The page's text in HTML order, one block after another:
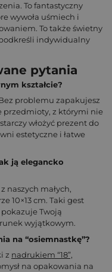
To fantastyczny
wywoła uśmiech i
To także świetny
indywidualny
pytania
kształcie?
problemu zapakujesz
przedmioty, z którymi nie
włożyć prezent do
estetyczne i łatwe
ją elegancko
naszych małych,
10×13 cm. Taki gest
Twoją
wyjątkowym.
na “osiemnastkę”?
z nadrukiem “18”,
na opakowania na